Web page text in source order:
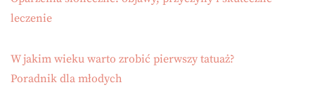
leczenie
W jakim wieku warto zrobić pierwszy tatuaż?
Poradnik dla młodych